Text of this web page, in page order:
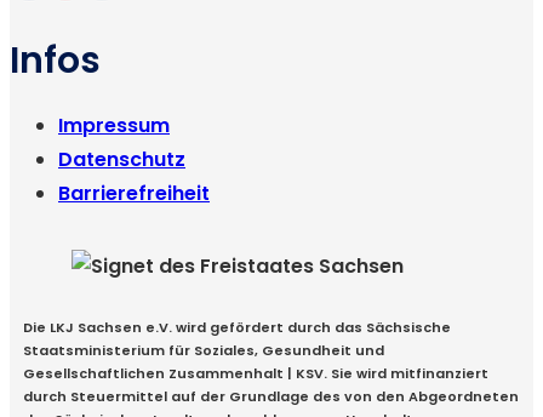
Infos
Impressum
Datenschutz
Barrierefreiheit
Die LKJ Sachsen e.V. wird gefördert durch das Sächsische
Staatsministerium für Soziales, Gesundheit und
Gesellschaftlichen Zusammenhalt | KSV. Sie wird mitfinanziert
durch Steuermittel auf der Grundlage des von den Abgeordneten